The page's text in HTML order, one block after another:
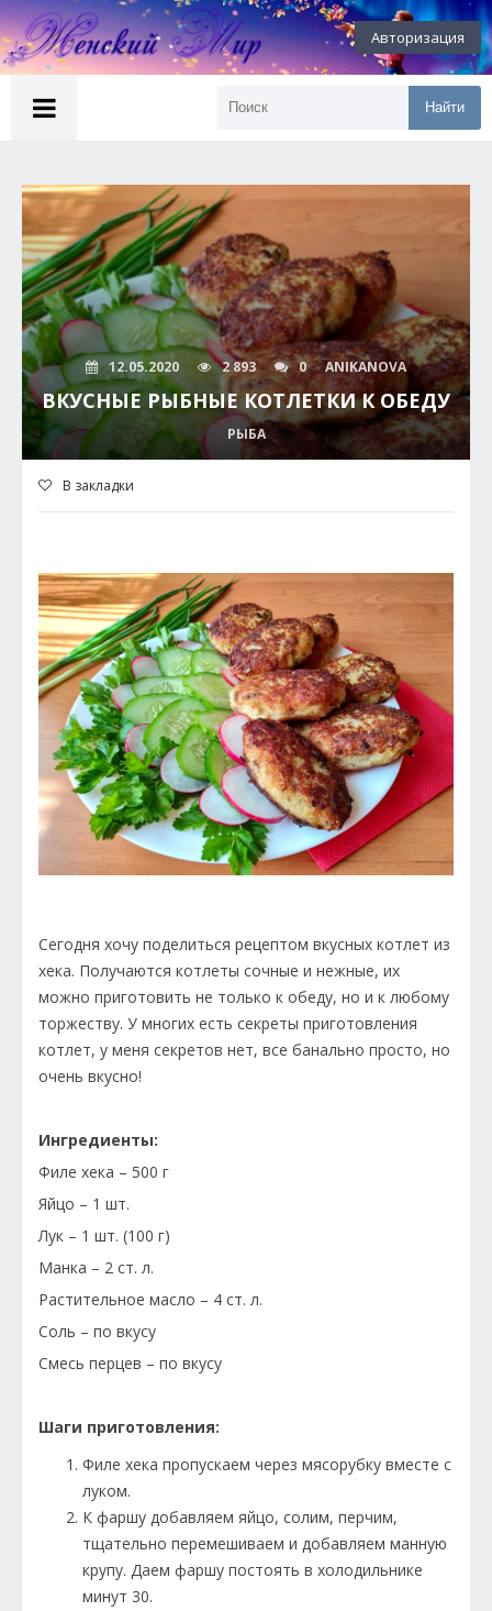
Авторизация
Найти
12.05.2020 2 893 0 ANIKANOVA
ВКУСНЫЕ РЫБНЫЕ КОТЛЕТКИ К ОБЕДУ
РЫБА
В закладки
Сегодня хочу поделиться рецептом вкусных котлет из
хека. Получаются котлеты сочные и нежные, их
можно приготовить не только к обеду, но и к любому
торжеству. У многих есть секреты приготовления
котлет, у меня секретов нет, все банально просто, но
очень вкусно!
Ингредиенты:
Филе хека – 500 г
Яйцо – 1 шт.
Лук – 1 шт. (100 г)
Манка – 2 ст. л.
Растительное масло – 4 ст. л.
Соль – по вкусу
Смесь перцев – по вкусу
Шаги приготовления:
Филе хека пропускаем через мясорубку вместе с
луком.
К фаршу добавляем яйцо, солим, перчим,
тщательно перемешиваем и добавляем манную
крупу. Даем фаршу постоять в холодильнике
минут 30.